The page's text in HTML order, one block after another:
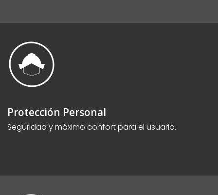
Protección Personal
Seguridad y máximo confort para el usuario.